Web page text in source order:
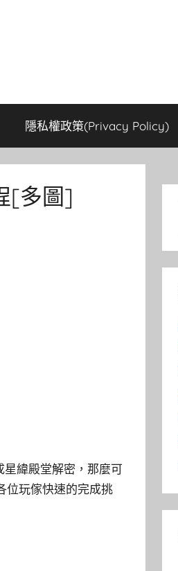
隱私權政策(Privacy Policy)
[多圖]
緯殿堂解密，那麼可
位玩傢快速的完成挑